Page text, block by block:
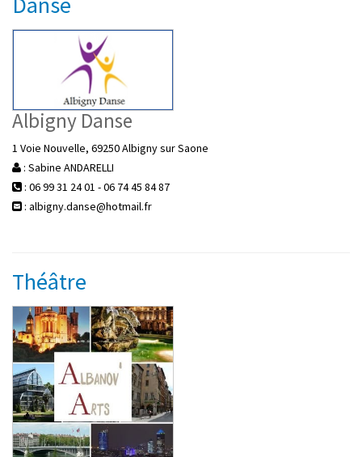
Albigny Danse
1 Voie Nouvelle, 69250 Albigny sur Saone
: Sabine ANDARELLI
: 06 99 31 24 01 - 06 74 45 84 87
: albigny.danse@hotmail.fr
Théâtre